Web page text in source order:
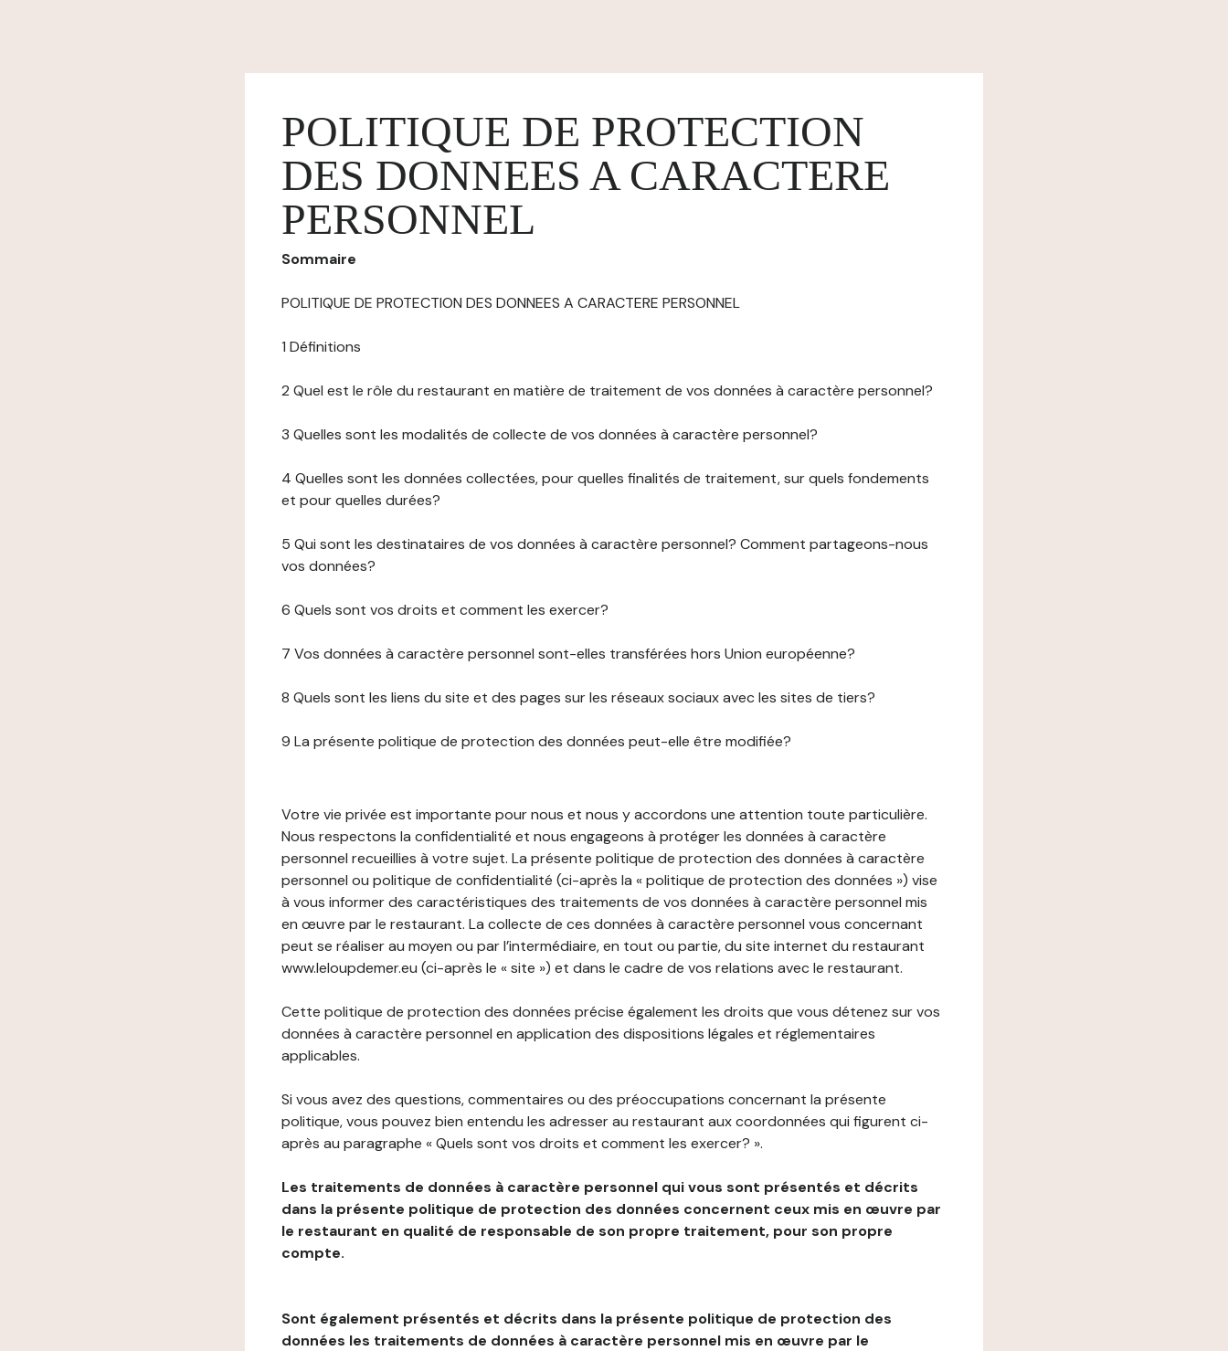
POLITIQUE DE PROTECTION
DES DONNEES A CARACTERE
PERSONNEL
Sommaire
POLITIQUE DE PROTECTION DES DONNEES A CARACTERE PERSONNEL
1 Définitions
2 Quel est le rôle du restaurant en matière de traitement de vos données à caractère personnel?
3 Quelles sont les modalités de collecte de vos données à caractère personnel?
4 Quelles sont les données collectées, pour quelles finalités de traitement, sur quels fondements
et pour quelles durées?
5 Qui sont les destinataires de vos données à caractère personnel? Comment partageons-nous
vos données?
6 Quels sont vos droits et comment les exercer?
7 Vos données à caractère personnel sont-elles transférées hors Union européenne?
8 Quels sont les liens du site et des pages sur les réseaux sociaux avec les sites de tiers?
9 La présente politique de protection des données peut-elle être modifiée?
Votre vie privée est importante pour nous et nous y accordons une attention toute particulière.
Nous respectons la confidentialité et nous engageons à protéger les données à caractère
personnel recueillies à votre sujet. La présente politique de protection des données à caractère
personnel ou politique de confidentialité (ci-après la « politique de protection des données ») vise
à vous informer des caractéristiques des traitements de vos données à caractère personnel mis
en œuvre par le restaurant. La collecte de ces données à caractère personnel vous concernant
peut se réaliser au moyen ou par l’intermédiaire, en tout ou partie, du site internet du restaurant
www.leloupdemer.eu (ci-après le « site ») et dans le cadre de vos relations avec le restaurant.
Cette politique de protection des données précise également les droits que vous détenez sur vos
données à caractère personnel en application des dispositions légales et réglementaires
applicables.
Si vous avez des questions, commentaires ou des préoccupations concernant la présente
politique, vous pouvez bien entendu les adresser au restaurant aux coordonnées qui figurent ci-
après au paragraphe « Quels sont vos droits et comment les exercer? ».
Les traitements de données à caractère personnel qui vous sont présentés et décrits
dans la présente politique de protection des données concernent ceux mis en œuvre par
le restaurant en qualité de responsable de son propre traitement, pour son propre
compte.
Sont également présentés et décrits dans la présente politique de protection des
données les traitements de données à caractère personnel mis en œuvre par le